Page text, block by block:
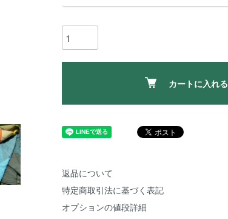
カートに入れる
返品について
特定商取引法に基づく表記
オプションの値段詳細